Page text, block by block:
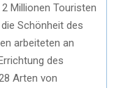
Millionen Touristen
Schönheit des
arbeiteten an
des
Arten von